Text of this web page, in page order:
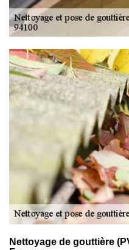
Nettoyage de gouttière